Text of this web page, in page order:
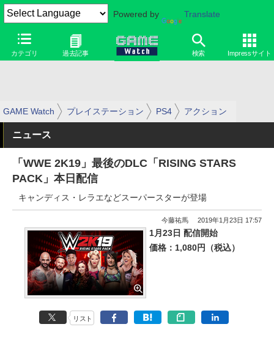
Powered by Translate
カテゴリ 過去記事 検索 Impressサイト
GAME Watch プレイステーション PS4 アクション
ニュース
「WWE 2K19」最後のDLC「RISING STARS
PACK」本日配信
キャンディス・レラエなどスーパースターが登場
今藤祐馬 2019年1月23日 17:57
1月23日 配信開始
価格：1,080円（税込）
リスト